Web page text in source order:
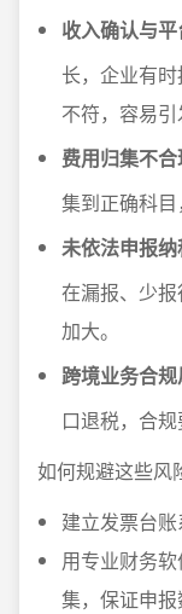
收入确认与
长，企业有
不符，容易引
费用归集不
集到正确科目
未依法申报纳
在漏报、少
加大。
跨境业务合
口退税，合规
如何规避这些风
建立发票台账
用专业财务
集，保证申报